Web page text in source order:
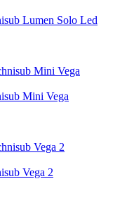
Lumen Solo Led
Mini Vega
Vega 2